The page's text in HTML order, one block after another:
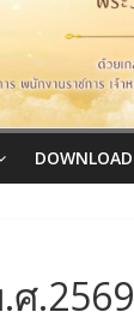
DOWNLOAD
.2569